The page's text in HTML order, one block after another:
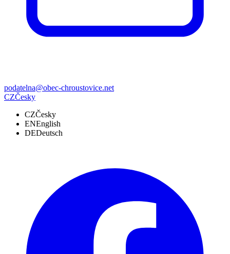
podatelna@obec-chroustovice.net
CZČesky
CZČesky
ENEnglish
DEDeutsch